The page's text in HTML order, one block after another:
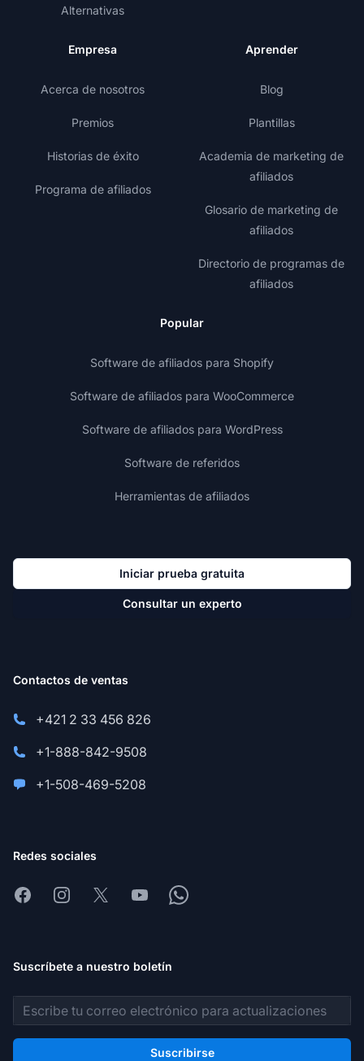
Alternativas
Empresa
Acerca de nosotros
Premios
Historias de éxito
Programa de afiliados
Aprender
Blog
Plantillas
Academia de marketing de
afiliados
Glosario de marketing de
afiliados
Directorio de programas de
afiliados
Popular
Software de afiliados para Shopify
Software de afiliados para WooCommerce
Software de afiliados para WordPress
Software de referidos
Herramientas de afiliados
Iniciar prueba gratuita
Consultar un experto
Contactos de ventas
+421 2 33 456 826
+1-888-842-9508
+1-508-469-5208
Redes sociales
FacebookInstagram
X YoutubeWhatsapp
Suscríbete a nuestro boletín
Dirección de correo electrónico
Suscribirse